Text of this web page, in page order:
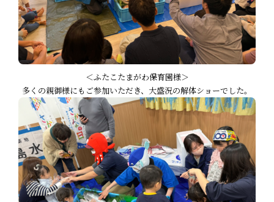
＜ふたこたまがわ保育園様＞
多くの親御様にもご参加いただき、大盛況の解体ショーでした。